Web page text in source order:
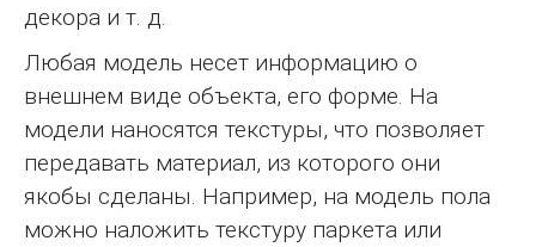
декора и т. д.
Любая модель несет информацию о
внешнем виде объекта, его форме. На
модели наносятся текстуры, что позволяет
передавать материал, из которого они
якобы сделаны. Например, на модель пола
можно наложить текстуру паркета или